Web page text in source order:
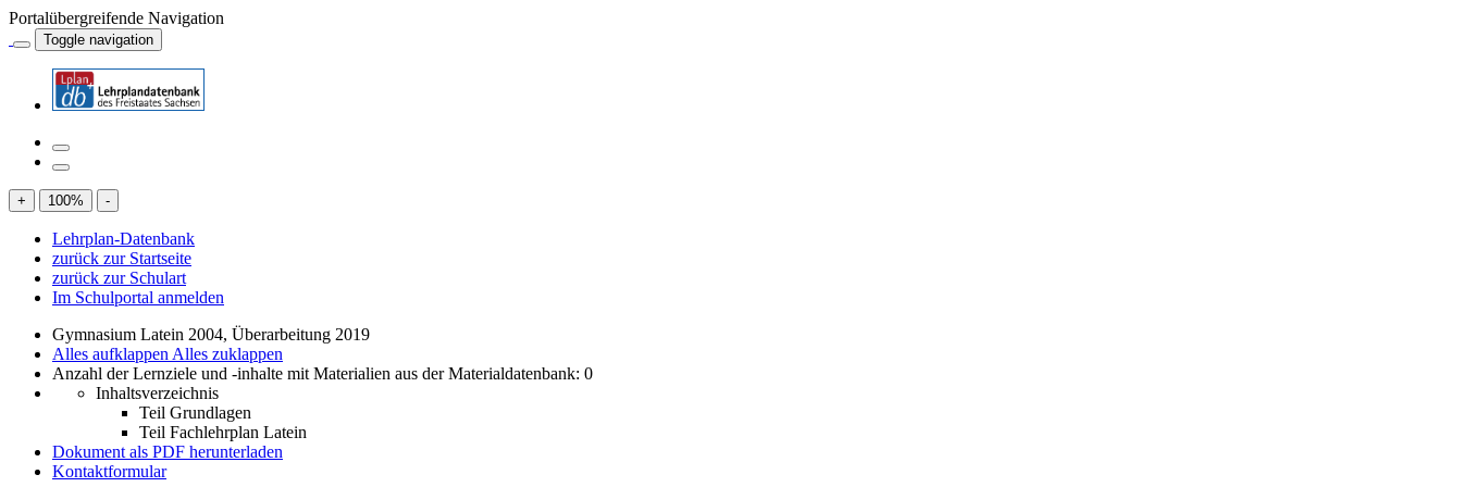
Portalübergreifende Navigation
Toggle navigation
+ 100% -
Lehrplan-Datenbank
zurück zur Startseite
zurück zur Schulart
Im Schulportal anmelden
Gymnasium Latein 2004, Überarbeitung 2019
Alles aufklappen Alles zuklappen
Anzahl der Lernziele und -inhalte mit Materialien aus der Materialdatenbank: 0
Inhaltsverzeichnis
Teil Grundlagen
Teil Fachlehrplan Latein
Dokument als PDF herunterladen
Kontaktformular